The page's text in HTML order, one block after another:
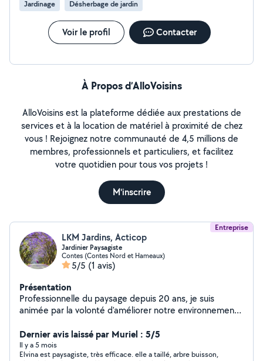
Jardinage Désherbage de jardin
Voir le profil Contacter
À Propos d’AlloVoisins
AlloVoisins est la plateforme dédiée aux prestations de
services et à la location de matériel à proximité de chez
vous ! Rejoignez notre communauté de 4,5 millions de
membres, professionnels et particuliers, et facilitez
votre quotidien pour tous vos projets !
M'inscrire
Entreprise
LKM Jardins, Acticop
Jardinier Paysagiste
Contes (Contes Nord et Hameaux)
5/5 (1 avis)
Présentation
Professionnelle du paysage depuis 20 ans, je suis
animée par la volonté d'améliorer notre environnement
durabilité et respect de la nature. Chaque intervention
est personnalisé en fonction des besoins et des envies
des clients. Je réalise tous travaux espaces verts et me
Dernier avis laissé par Muriel : 5/5
Il y a 5 mois
Elvina est paysagiste, très efficace. elle a taillé, arbre buisson,